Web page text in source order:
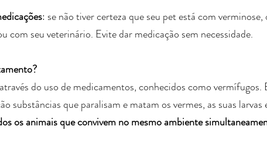
: se não tiver certeza que seu pet está com verminose,
com seu veterinário. Evite dar medicação sem necessidade.
do uso de medicamentos, conhecidos como vermífugos.
substâncias que paralisam e matam os vermes, as suas larvas
os animais que convivem no mesmo ambiente